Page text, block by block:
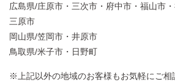
広島県/庄原市・三次市・府中市・福山市
三原市
岡山県/笠岡市・井原市
鳥取県/米子市・日野町
※上記以外の地域のお客様もお気軽にご相